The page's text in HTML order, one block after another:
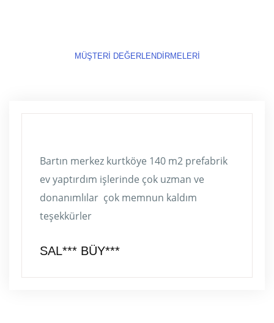
MÜŞTERI DEĞERLENDIRMELERI
Bartın merkez kurtköye 140 m2 prefabrik
ev yaptırdım işlerinde çok uzman ve
donanımlılar çok memnun kaldım
teşekkürler
SAL*** BÜY***